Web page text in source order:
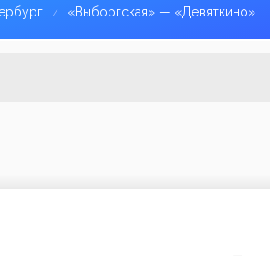
«Выборгская» — «Девяткино»